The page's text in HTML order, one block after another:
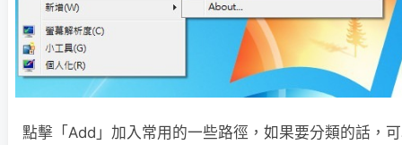
點擊「Add」加入常用的一些路徑，如果要分類的話，